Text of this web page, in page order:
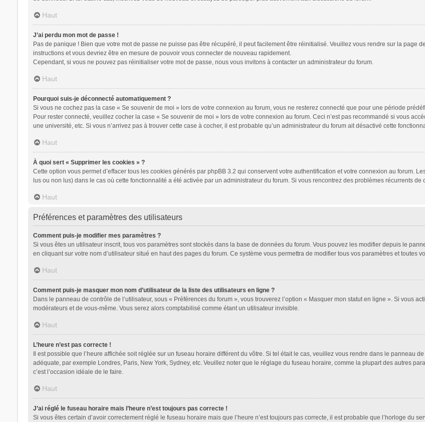
Haut
J’ai perdu mon mot de passe !
Pas de panique ! Bien que votre mot de passe ne puisse pas être récupéré, il peut facilement être réinitialisé. Veuillez vous rendre sur la page
instructions et vous devriez être en mesure de pouvoir vous connecter de nouveau rapidement.
Cependant, si vous ne pouvez pas réinitialiser votre mot de passe, nous vous invitons à contacter un administrateur du forum.
Haut
Pourquoi suis-je déconnecté automatiquement ?
Si vous ne cochez pas la case « Se souvenir de moi » lors de votre connexion au forum, vous ne resterez connecté que pour une période
Pour rester connecté, veuillez cocher la case « Se souvenir de moi » lors de votre connexion au forum. Ceci n’est pas recommandé si vous
une université, etc. Si vous n’arrivez pas à trouver cette case à cocher, il est probable qu’un administrateur du forum ait désactivé cette
Haut
À quoi sert « Supprimer les cookies » ?
Cette option vous permet d’effacer tous les cookies générés par phpBB 3.2 qui conservent votre authentification et votre connexion au forum.
lus ou non lus) dans le cas où cette fonctionnalité a été activée par un administrateur du forum. Si vous rencontrez des problèmes récurrents
Haut
Préférences et paramètres des utilisateurs
Comment puis-je modifier mes paramètres ?
Si vous êtes un utilisateur inscrit, tous vos paramètres sont stockés dans la base de données du forum. Vous pouvez les modifier depuis le
en cliquant sur votre nom d’utilisateur situé en haut des pages du forum. Ce système vous permettra de modifier tous vos paramètres et toutes
Haut
Comment puis-je masquer mon nom d’utilisateur de la liste des utilisateurs en ligne ?
Dans le panneau de contrôle de l’utilisateur, sous « Préférences du forum », vous trouverez l’option « Masquer mon statut en ligne ». Si vous
modérateurs et de vous-même. Vous serez alors comptabilisé comme étant un utilisateur invisible.
Haut
L’heure n’est pas correcte !
Il est possible que l’heure affichée soit réglée sur un fuseau horaire différent du vôtre. Si tel était le cas, veuillez vous rendre dans le panneau
adéquate, par exemple Londres, Paris, New York, Sydney, etc. Veuillez noter que le réglage du fuseau horaire, comme la plupart des autres
c’est l’occasion idéale de le faire.
Haut
J’ai réglé le fuseau horaire mais l’heure n’est toujours pas correcte !
Si vous êtes certain d’avoir correctement réglé le fuseau horaire mais que l’heure n’est toujours pas correcte, il est probable que l’horloge du